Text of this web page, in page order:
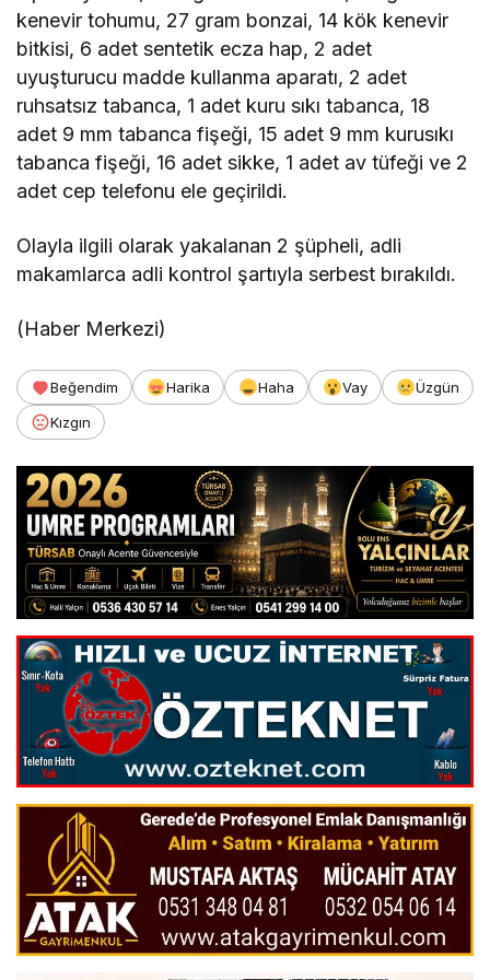
kenevir tohumu, 27 gram bonzai, 14 kök kenevir
bitkisi, 6 adet sentetik ecza hap, 2 adet
uyuşturucu madde kullanma aparatı, 2 adet
ruhsatsız tabanca, 1 adet kuru sıkı tabanca, 18
adet 9 mm tabanca fişeği, 15 adet 9 mm kurusıkı
tabanca fişeği, 16 adet sikke, 1 adet av tüfeği ve 2
adet cep telefonu ele geçirildi.
Olayla ilgili olarak yakalanan 2 şüpheli, adli
makamlarca adli kontrol şartıyla serbest bırakıldı.
(Haber Merkezi)
Beğendim Harika Haha Vay
Üzgün
Kızgın